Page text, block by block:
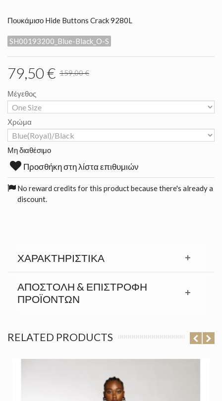
Πουκάμισο Hide Buttons Crack 9280L
SH00193200_Blue-Black_O-S
79,50 € 159,00 €
Μέγεθος
Χρώμα
Μη διαθέσιμο
Προσθήκη στη λίστα επιθυμιών
No reward credits for this product because there's already a
discount.
ΧΑΡΑΚΤΗΡΙΣΤΙΚΆ
ΑΠΟΣΤΟΛΉ & ΕΠΙΣΤΡΟΦΉ
ΠΡΟΪΟΝΤΩΝ
RELATED PRODUCTS